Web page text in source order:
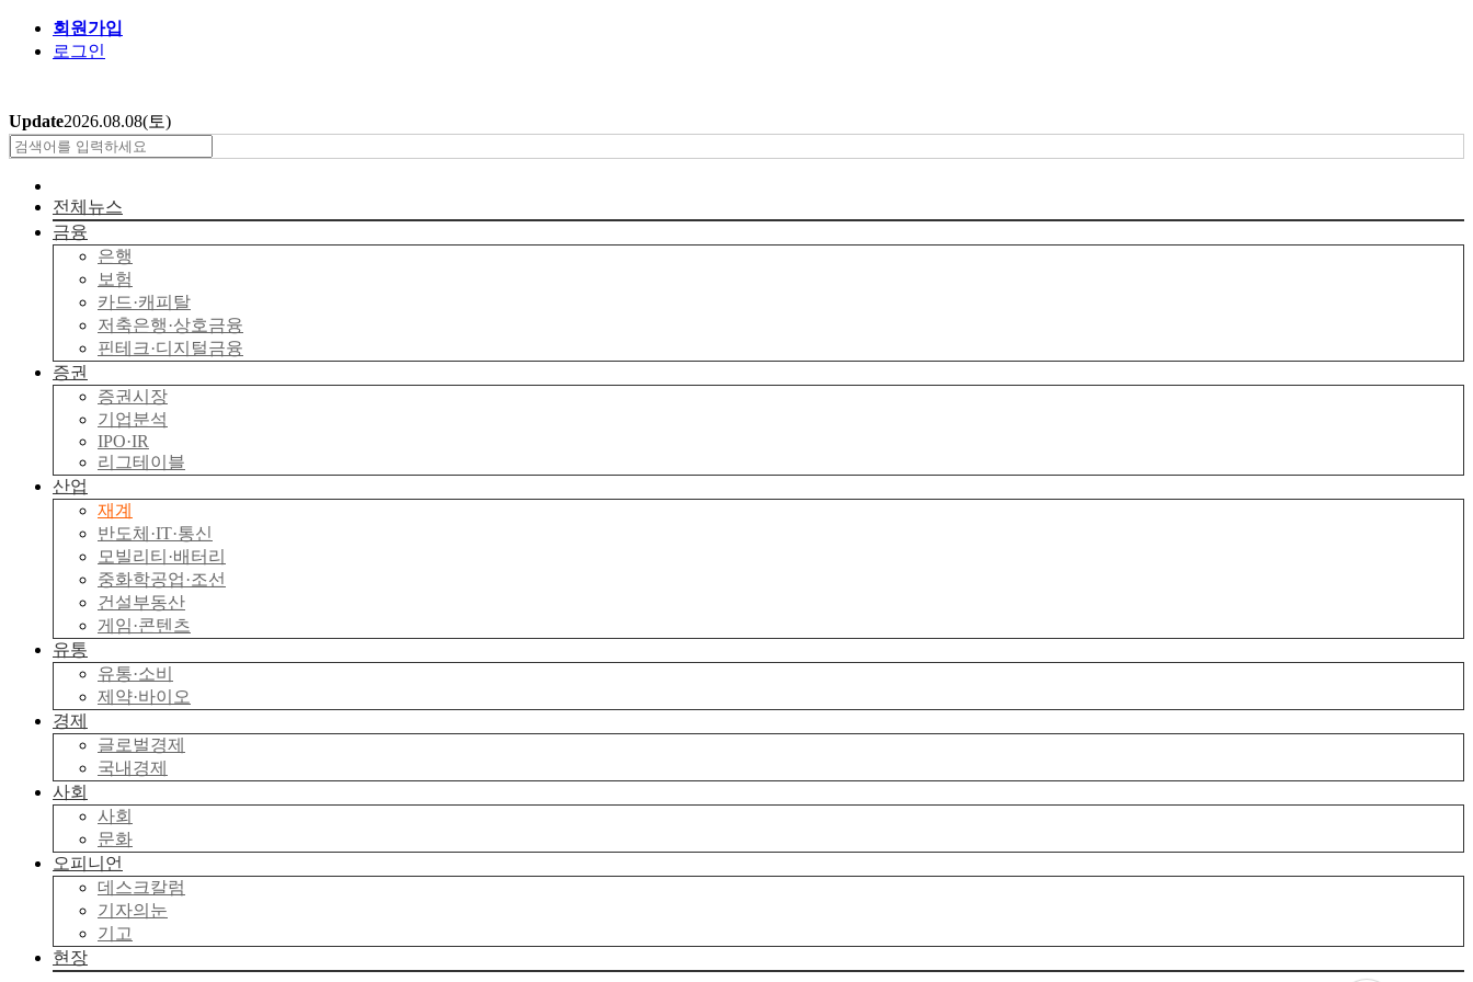
회원가입
로그인
Update2026.08.08(토)
전체뉴스
금융
은행
보험
카드·캐피탈
저축은행·상호금융
핀테크·디지털금융
증권
증권시장
기업분석
IPO·IR
리그테이블
산업
재계
반도체·IT·통신
모빌리티·배터리
중화학공업·조선
건설부동산
게임·콘텐츠
유통
유통·소비
제약·바이오
경제
글로벌경제
국내경제
사회
사회
문화
오피니언
데스크칼럼
기자의눈
기고
현장